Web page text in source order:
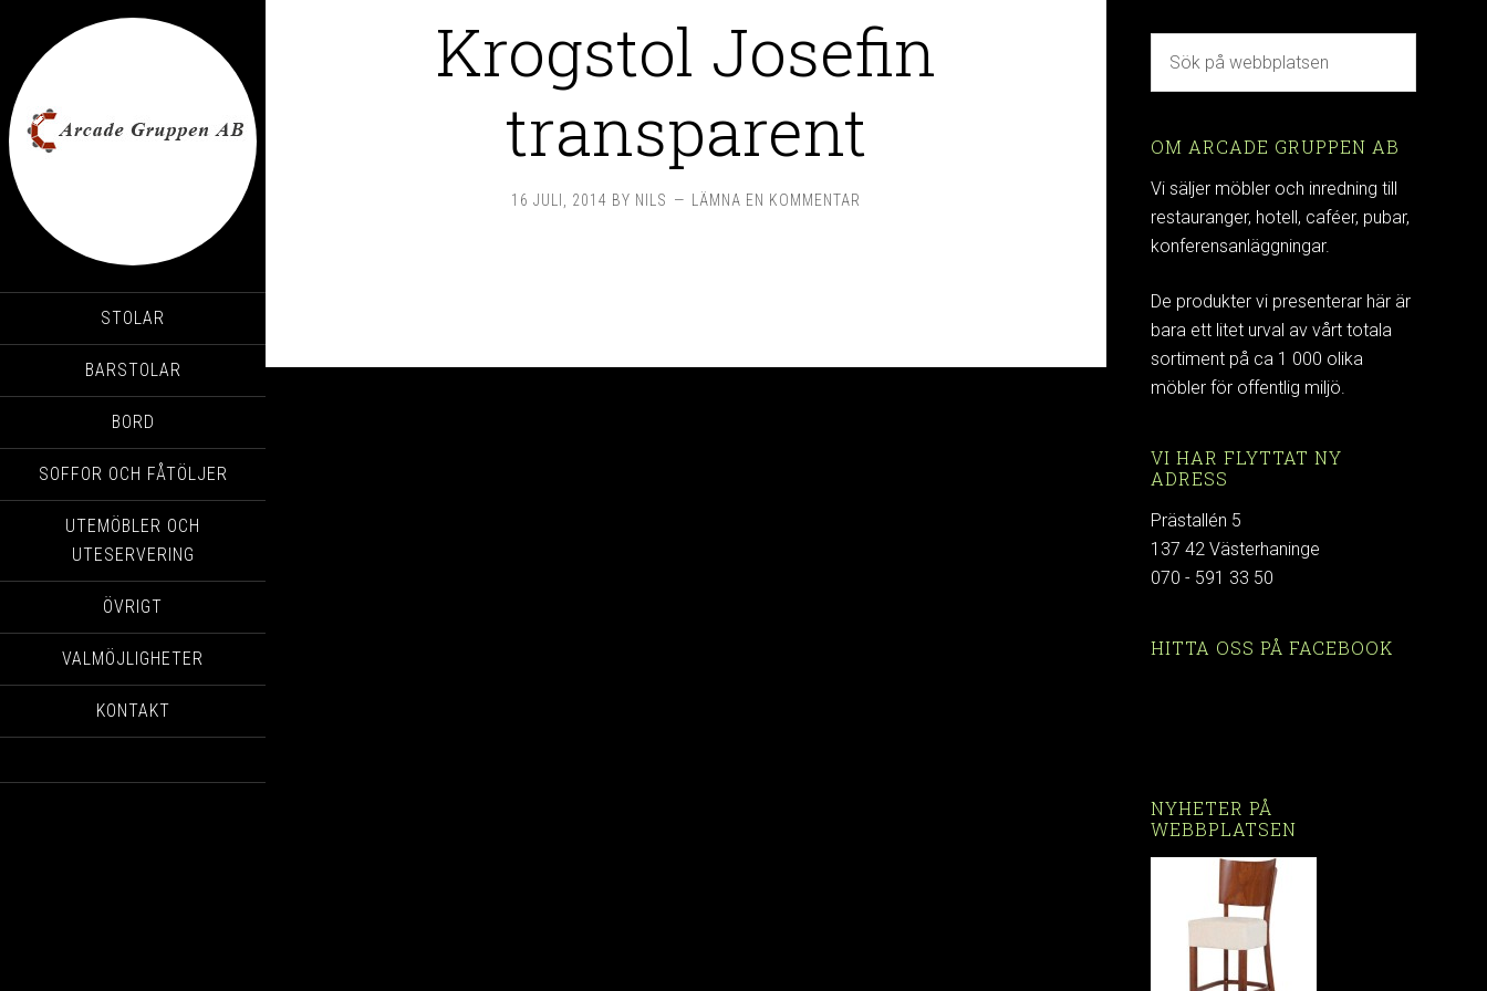
STOLAR
BARSTOLAR
BORD
SOFFOR OCH FÅTÖLJER
UTEMÖBLER OCH
UTESERVERING
ÖVRIGT
VALMÖJLIGHETER
KONTAKT
Krogstol Josefin
transparent
16 JULI, 2014 BY NILS LÄMNA EN KOMMENTAR
OM ARCADE GRUPPEN AB
Vi säljer möbler och inredning till
restauranger, hotell, caféer, pubar,
konferensanläggningar.
De produkter vi presenterar här är
bara ett litet urval av vårt totala
sortiment på ca 1 000 olika
möbler för offentlig miljö.
VI HAR FLYTTAT NY
ADRESS
Prästallén 5
137 42 Västerhaninge
070 - 591 33 50
HITTA OSS PÅ FACEBOOK
NYHETER PÅ
WEBBPLATSEN